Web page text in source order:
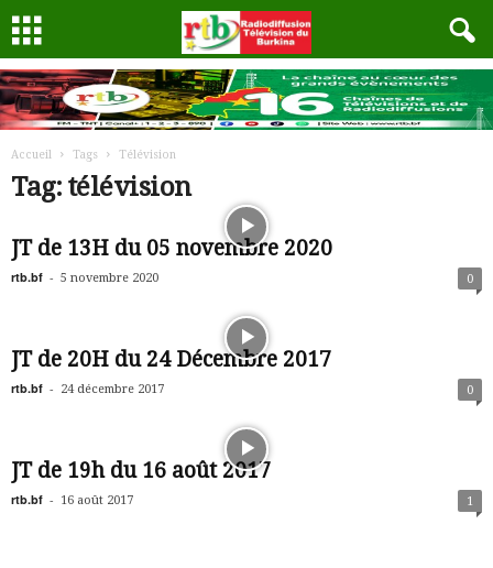
Accueil Tags Télévision
Tag: télévision
JT de 13H du 05 novembre 2020
rtb.bf - 5 novembre 2020 0
JT de 20H du 24 Décembre 2017
rtb.bf - 24 décembre 2017 0
JT de 19h du 16 août 2017
rtb.bf - 16 août 2017 1